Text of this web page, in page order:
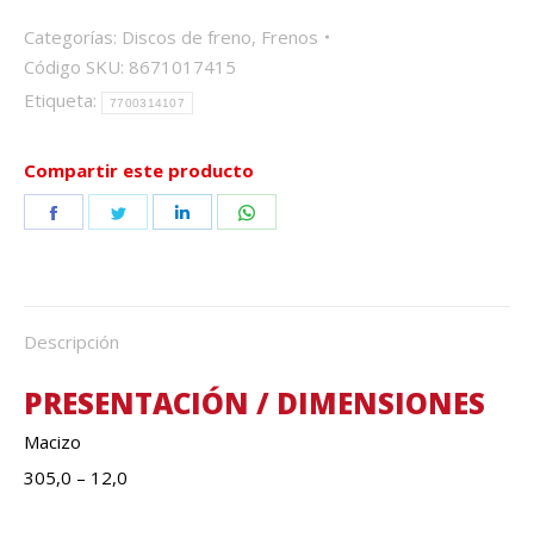
Categorías: Discos de freno, Frenos
Código SKU: 8671017415
Etiqueta:
7700314107
Compartir este producto
Share
Share
Share
Descripción
PRESENTACIÓN / DIMENSIONES
Macizo
305,0 – 12,0